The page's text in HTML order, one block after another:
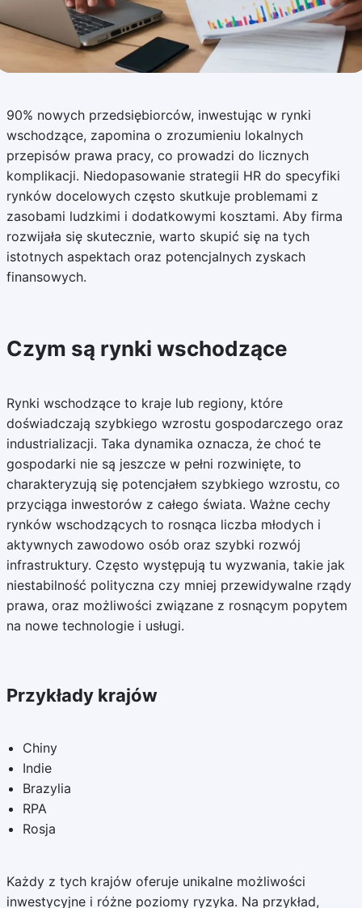
90% nowych przedsiębiorców, inwestując w rynki
wschodzące, zapomina o zrozumieniu lokalnych
przepisów prawa pracy, co prowadzi do licznych
komplikacji. Niedopasowanie strategii HR do specyfiki
rynków docelowych często skutkuje problemami z
zasobami ludzkimi i dodatkowymi kosztami. Aby firma
rozwijała się skutecznie, warto skupić się na tych
istotnych aspektach oraz potencjalnych zyskach
finansowych.
Czym są rynki wschodzące
Rynki wschodzące to kraje lub regiony, które
doświadczają szybkiego wzrostu gospodarczego oraz
industrializacji. Taka dynamika oznacza, że choć te
gospodarki nie są jeszcze w pełni rozwinięte, to
charakteryzują się potencjałem szybkiego wzrostu, co
przyciąga inwestorów z całego świata. Ważne cechy
rynków wschodzących to rosnąca liczba młodych i
aktywnych zawodowo osób oraz szybki rozwój
infrastruktury. Często występują tu wyzwania, takie jak
niestabilność polityczna czy mniej przewidywalne rządy
prawa, oraz możliwości związane z rosnącym popytem
na nowe technologie i usługi.
Przykłady krajów
Chiny
Indie
Brazylia
RPA
Rosja
Każdy z tych krajów oferuje unikalne możliwości
inwestycyjne i różne poziomy ryzyka. Na przykład,